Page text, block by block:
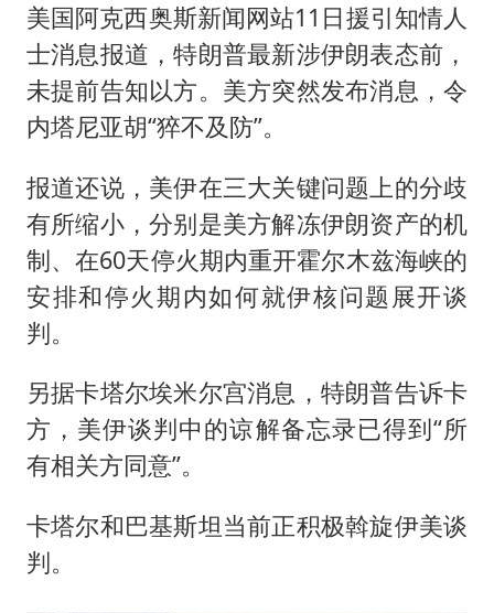
美国阿克西奥斯新闻网站11日援引知情人
士消息报道，特朗普最新涉伊朗表态前，
未提前告知以方。美方突然发布消息，令
内塔尼亚胡“猝不及防”。
报道还说，美伊在三大关键问题上的分歧
有所缩小，分别是美方解冻伊朗资产的机
制、在60天停火期内重开霍尔木兹海峡的
安排和停火期内如何就伊核问题展开谈
判。
另据卡塔尔埃米尔宫消息，特朗普告诉卡
方，美伊谈判中的谅解备忘录已得到“所
有相关方同意”。
卡塔尔和巴基斯坦当前正积极斡旋伊美谈
判。